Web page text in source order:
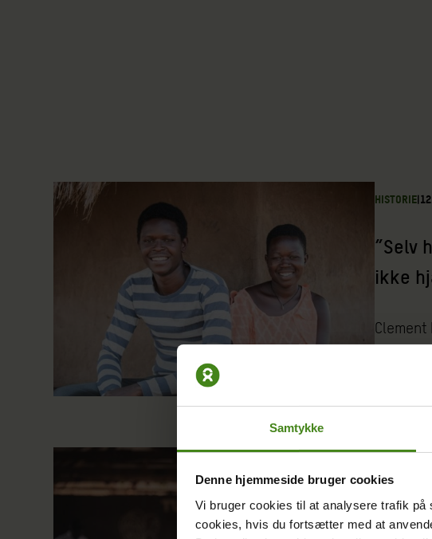
Samtykke
Denne hjemmeside bruger cookies
Vi bruger cookies til at analysere trafik
cookies, hvis du fortsætter med at
HISTORIE|
”Selv
ikke
Clement
HISTORIE